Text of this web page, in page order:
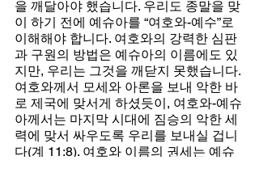
을 깨달아야 했습니다. 우리도 종말을 맞
이 하기 전에 예슈아를 “여호와-예수”로
이해해야 합니다. 여호와의 강력한 심판
과 구원의 방법은 예슈아의 이름에도 있
지만, 우리는 그것을 깨닫지 못했습니다.
여호와께서 모세와 아론을 보내 악한 바
로 제국에 맞서게 하셨듯이, 여호와-예슈
아께서는 마지막 시대에 짐승의 악한 세
력에 맞서 싸우도록 우리를 보내실 겁니
다(계 11:8). 여호와 이름의 권세는 예슈